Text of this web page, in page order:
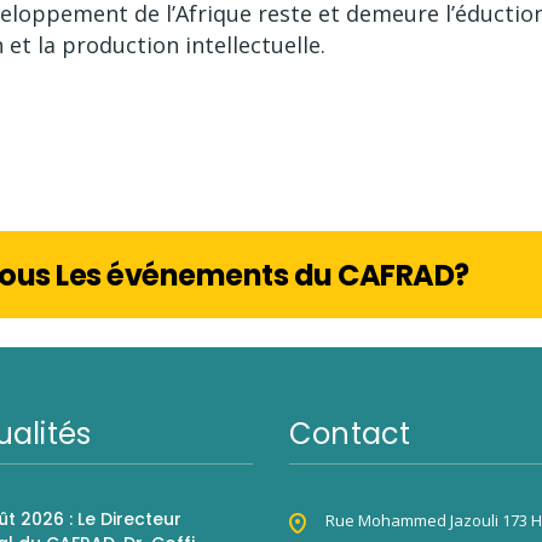
de l’Afrique reste et demeure
et la production intellectuelle.
Les événements du CAFRAD?
2026 : Le Directeur
Contact
Rue Mohammed Jazouli 173